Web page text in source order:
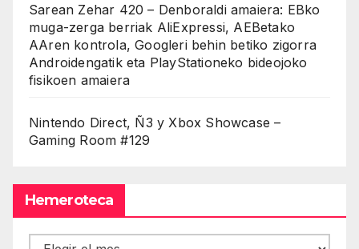
Sarean Zehar 420 – Denboraldi amaiera: EBko
muga-zerga berriak AliExpressi, AEBetako
AAren kontrola, Googleri behin betiko zigorra
Androidengatik eta PlayStationeko bideojoko
fisikoen amaiera
Nintendo Direct, Ñ3 y Xbox Showcase –
Gaming Room #129
Hemeroteca
Hemeroteca